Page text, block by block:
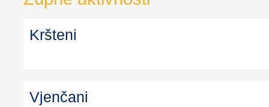
Kršteni
Vjenčani